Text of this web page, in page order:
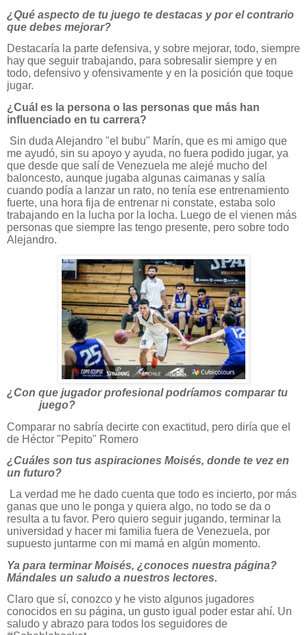
¿Qué aspecto de tu juego te destacas y por el contrario
que debes mejorar?
Destacaría la parte defensiva, y sobre mejorar, todo, siempre
hay que seguir trabajando, para sobresalir siempre y en
todo, defensivo y ofensivamente y en la posición que toque
jugar.
¿Cuál es la persona o las personas que más han
influenciado en tu carrera?
Sin duda Alejandro "el bubu" Marín, que es mi amigo que
me ayudó, sin su apoyo y ayuda, no fuera podido jugar, ya
que desde que salí de Venezuela me alejé mucho del
baloncesto, aunque jugaba algunas caimanas y salía
cuando podía a lanzar un rato, no tenía ese entrenamiento
fuerte, una hora fija de entrenar ni constate, estaba solo
trabajando en la lucha por la locha. Luego de el vienen más
personas que siempre las tengo presente, pero sobre todo
Alejandro.
¿Con que jugador profesional podríamos comparar tu
juego?
Comparar no sabría decirte con exactitud, pero diría que el
de Héctor "Pepito" Romero
¿Cuáles son tus aspiraciones Moisés, donde te vez en
un futuro?
La verdad me he dado cuenta que todo es incierto, por más
ganas que uno le ponga y quiera algo, no todo se da o
resulta a tu favor. Pero quiero seguir jugando, terminar la
universidad y hacer mi familia fuera de Venezuela, por
supuesto juntarme con mi mamá en algún momento.
Ya para terminar Moisés, ¿conoces nuestra página?
Mándales un saludo a nuestros lectores.
Claro que sí, conozco y he visto algunos jugadores
conocidos en su página, un gusto igual poder estar ahí. Un
saludo y abrazo para todos los seguidores de